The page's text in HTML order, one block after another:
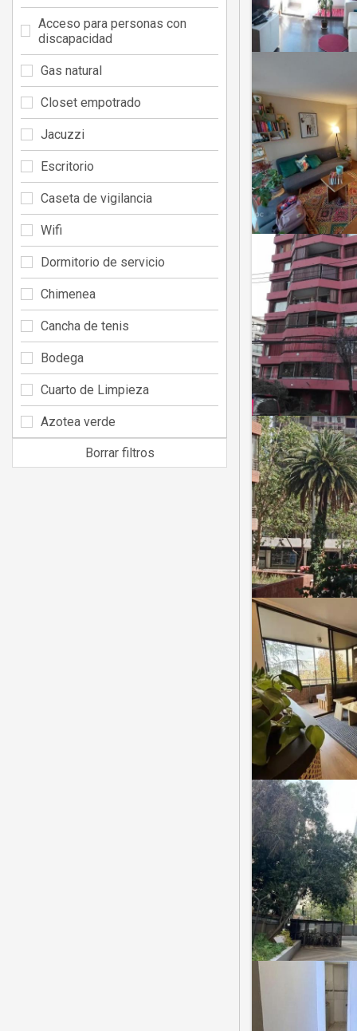
Acceso para personas con
discapacidad
Gas natural
Closet empotrado
Jacuzzi
Escritorio
Caseta de vigilancia
Wifi
Dormitorio de servicio
Chimenea
Cancha de tenis
Bodega
Cuarto de Limpieza
Azotea verde
Borrar filtros